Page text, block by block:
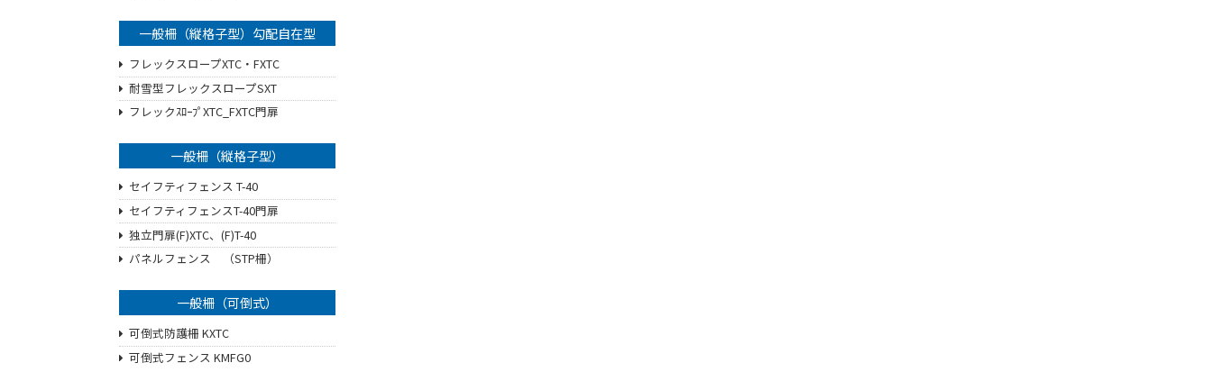
一般柵（縦格子型）勾配自在型
フレックスロープXTC・FXTC
耐雪型フレックスロープSXT
フレックｽﾛｰﾌﾟXTC_FXTC門扉
一般柵（縦格子型）
セイフティフェンス T-40
セイフティフェンスT-40門扉
独立門扉(F)XTC、(F)T-40
パネルフェンス （STP柵）
一般柵（可倒式）
可倒式防護柵 KXTC
可倒式フェンス KMFG0